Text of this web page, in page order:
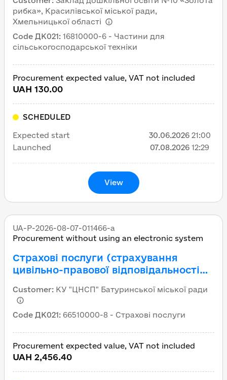
рибка», Красилівської міської ради,
Хмельницької області
Code ДК021: 16810000-6 - Частини для
сільськогосподарської техніки
Procurement expected value, VAT not included
UAH 130.00
SCHEDULED
Expected start 30.06.2026 21:00
Launched
07.08.2026 12:29
View
UA-P-2026-08-07-011466-a
Procurement without using an electronic system
Страхові послуги (страхування
цивільно-правової відповідальності
засобів)
Customer: КУ "ЦНСП" Батуринської міської ради
Code ДК021: 66510000-8 - Страхові послуги
Procurement expected value, VAT not included
UAH 2,456.40